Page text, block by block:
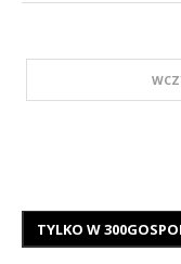
TYLKO W